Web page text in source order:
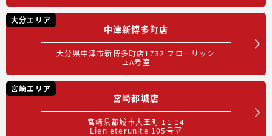
大分エリア
中津新博多町店
大分県中津市新博多町店1732 フローリッシ
ュA号室
宮崎エリア
宮崎都城店
宮崎県都城市大王町 11-14
Lien eterunite 105号室